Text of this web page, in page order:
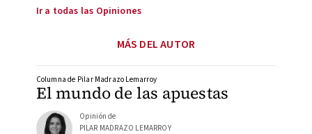
Ir a todas las Opiniones
MÁS DEL AUTOR
El mundo de las apuestas
Columna de Pilar Madrazo Lemarroy
Opinión de
PILAR MADRAZO LEMARROY